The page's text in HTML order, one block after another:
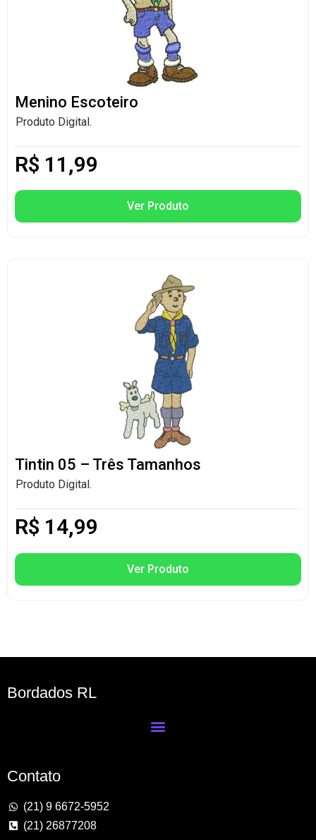
Menino Escoteiro
Produto Digital.
R$ 11,99
Ver Produto
Tintin 05 – Três Tamanhos
Produto Digital.
R$ 14,99
Ver Produto
Bordados RL
Contato
(21) 9 6672-5952
(21) 26877208